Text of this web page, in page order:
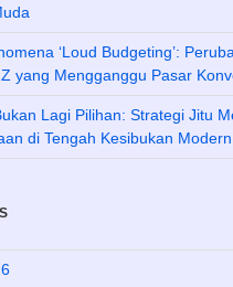
‘Loud Budgeting’:
yang Mengganggu Pasar
Lagi Pilihan: Strategi Jitu
di Tengah Kesibukan Modern